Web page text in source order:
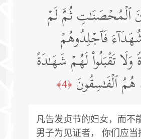
ٱلۡمُحۡصَنَـٰتِ ثُمَّ لَمۡ
شُهَدَاۤءَ فَٱجۡلِدُوهُمۡ
تَقۡبَلُوا۟ لَهُمۡ شَهَـٰدَةً
هُمُ ٱلۡفَـٰسِقُونَ ﴿4﴾
凡告发贞节的妇女，而不
男子为见证者， 你们应